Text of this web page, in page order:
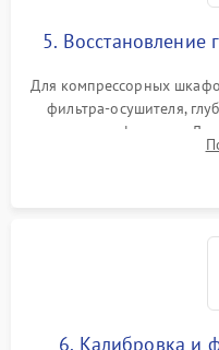
5. Восстановление
Для компрессорных
фильтра-осушителя,
заправка фреоном.
термопасты и
6. Калибровка и